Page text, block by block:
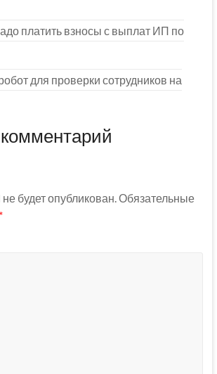
платить взносы с выплат ИП по
для проверки сотрудников на
будет опубликован. Обязательные
*